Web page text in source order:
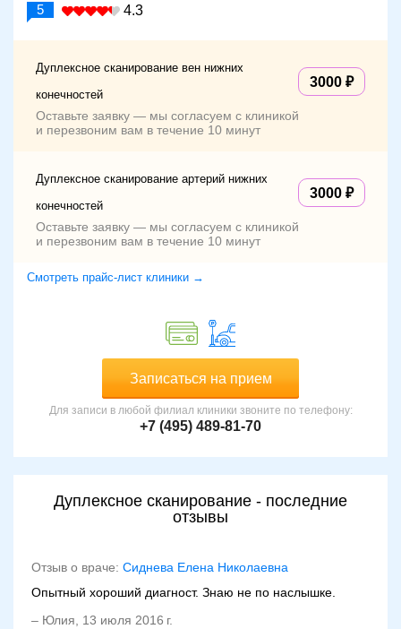
5 4.3
Дуплексное сканирование вен нижних
конечностей
3000
Оставьте заявку — мы согласуем с клиникой
и перезвоним вам в течение 10 минут
Дуплексное сканирование артерий нижних
конечностей
3000
Оставьте заявку — мы согласуем с клиникой
и перезвоним вам в течение 10 минут
Смотреть прайс-лист клиники →
Записаться на прием
Для записи в любой филиал клиники звоните по телефону:
+7 (495) 489-81-70
Дуплексное сканирование - последние
отзывы
Отзыв о враче: Сиднева Елена Николаевна
Опытный хороший диагност. Знаю не по наслышке.
– Юлия 13 июля 2016 г.